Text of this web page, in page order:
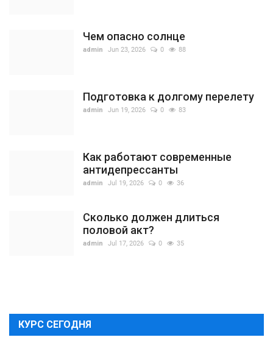
Чем опасно солнце
admin Jun 23, 2026 0 88
Подготовка к долгому перелету
admin Jun 19, 2026 0 83
Как работают современные
антидепрессанты
admin Jul 19, 2026 0 36
Сколько должен длиться
половой акт?
admin Jul 17, 2026 0 35
КУРС СЕГОДНЯ